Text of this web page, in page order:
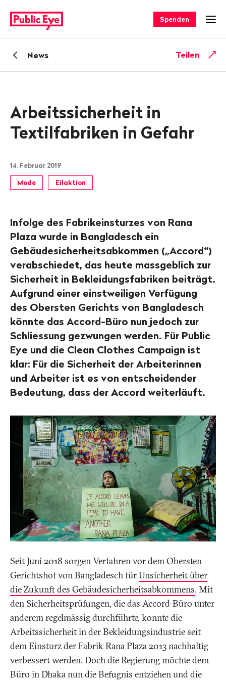
auf
publiceye.ch
Spenden
ZurückNews Teilen
Arbeitssicherheit in
Textilfabriken in Gefahr
14. Februar 2019
Mode Eilaktion
Infolge des Fabrikeinsturzes von Rana
Plaza wurde in Bangladesch ein
Gebäudesicherheitsabkommen („Accord“)
verabschiedet, das heute massgeblich zur
Sicherheit in Bekleidungsfabriken beiträgt.
Aufgrund einer einstweiligen Verfügung
des Obersten Gerichts von Bangladesch
könnte das Accord-Büro nun jedoch zur
Schliessung gezwungen werden. Für Public
Eye und die Clean Clothes Campaign ist
klar: Für die Sicherheit der Arbeiterinnen
und Arbeiter ist es von entscheidender
Bedeutung, dass der Accord weiterläuft.
Seit Juni 2018 sorgen Verfahren vor dem Obersten
Gerichtshof von Bangladesch fürUnsicherheit über
die Zukunft des Gebäudesicherheitsabkommens. Mit
den Sicherheitsprüfungen, die das Accord-Büro unter
anderem regelmässig durchführte, konnte die
Arbeitssicherheit in der Bekleidungsindustrie seit
dem Einsturz der Fabrik Rana Plaza 2013 nachhaltig
verbessert werden. Doch die Regierung möchte dem
Büro in Dhaka nun die Befugnis entziehen und die